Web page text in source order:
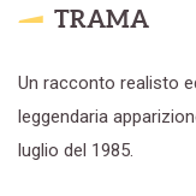
TRAMA
Un racconto realisto
leggendaria
luglio del 1985.